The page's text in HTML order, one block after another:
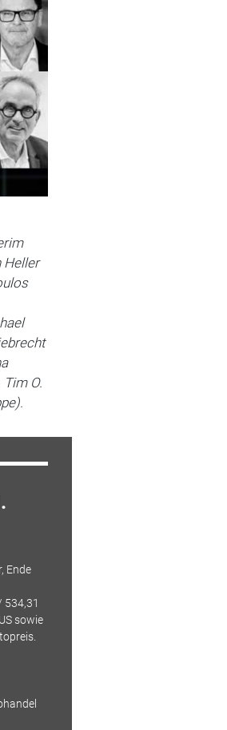
Heller
O.
Ende
534,31
sowie